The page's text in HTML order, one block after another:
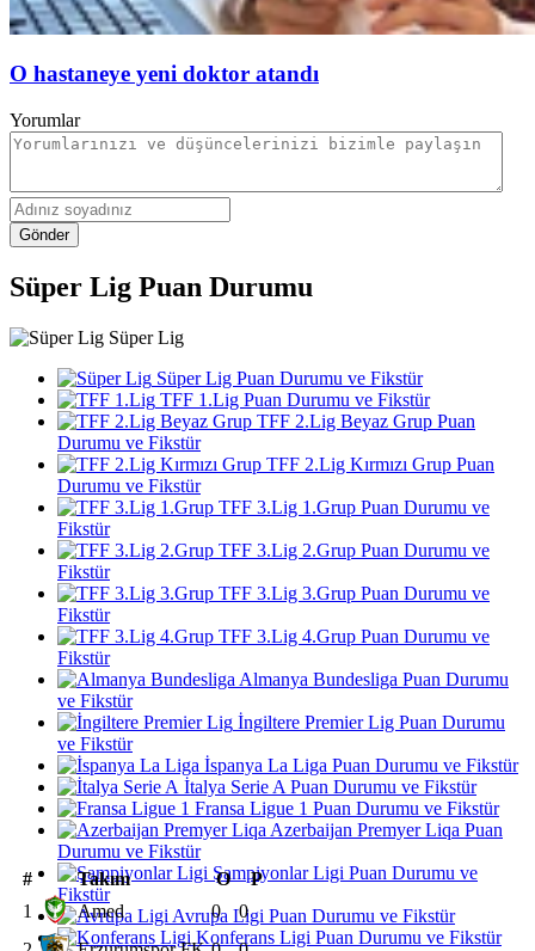
O hastaneye yeni doktor atandı
Yorumlar
Gönder
Süper Lig Puan Durumu
Süper Lig
Süper Lig Puan Durumu ve Fikstür
TFF 1.Lig Puan Durumu ve Fikstür
TFF 2.Lig Beyaz Grup Puan
Durumu ve Fikstür
TFF 2.Lig Kırmızı Grup Puan
Durumu ve Fikstür
TFF 3.Lig 1.Grup Puan Durumu ve
Fikstür
TFF 3.Lig 2.Grup Puan Durumu ve
Fikstür
TFF 3.Lig 3.Grup Puan Durumu ve
Fikstür
TFF 3.Lig 4.Grup Puan Durumu ve
Fikstür
Almanya Bundesliga Puan Durumu
ve Fikstür
İngiltere Premier Lig Puan Durumu
ve Fikstür
İspanya La Liga Puan Durumu ve Fikstür
İtalya Serie A Puan Durumu ve Fikstür
Fransa Ligue 1 Puan Durumu ve Fikstür
Azerbaijan Premyer Liqa Puan
Durumu ve Fikstür
Şampiyonlar Ligi Puan Durumu ve
Fikstür
Avrupa Ligi Puan Durumu ve Fikstür
Konferans Ligi Puan Durumu ve Fikstür
# Takım O
P
1
Amed 0
0